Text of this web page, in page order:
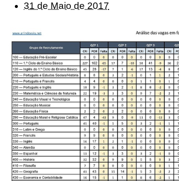
31 de Maio de 2017